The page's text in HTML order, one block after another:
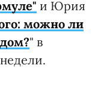
и Юрия
можно ли
" в